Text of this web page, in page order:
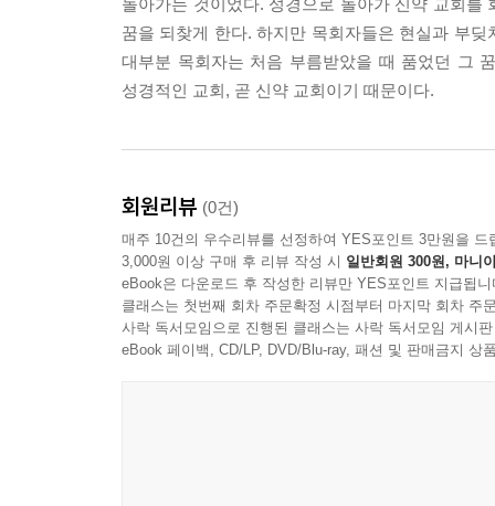
- 가정교회를 움직이는 세 가지 핵심 요소는 ‘목장,
신을 ‘4기둥’이라 부른다. 이 3축과 4기둥은 가정
모든 실천 원리는 이 구조에서 파생된다.
‘생명의 삶’과 ‘예수 영접 모임’에 목숨을 걸어야
열정을 가지게 된다.
--- p.99
- 선교의 종착점은 반드시 교회가 되어야 한다. 구
리스도의 몸이요, 만물 안에서 만물을 충만케 하
돌아가는 것이었다. 성경으로 돌아가 신약 교회
꿈을 되찾게 한다. 하지만 목회자들은 현실과 부
대부분 목회자는 처음 부름받았을 때 품었던 그
성경적인 교회, 곧 신약 교회이기 때문이다.
회원리뷰 (0건)
매주 10건의 우수리뷰를 선정하여 YES포인트 3만원을 드
3,000원 이상 구매 후 리뷰 작성 시 일반회원 300원, 마니
eBook은 다운로드 후 작성한 리뷰만 YES포인트 지급됩니
클래스는 첫번째 회차 주문확정 시점부터 마지막 회차 주
사락 독서모임으로 진행된 클래스는 사락 독서모임 게시
eBook 페이백, CD/LP, DVD/Blu-ray, 패션 및 판매금지 상